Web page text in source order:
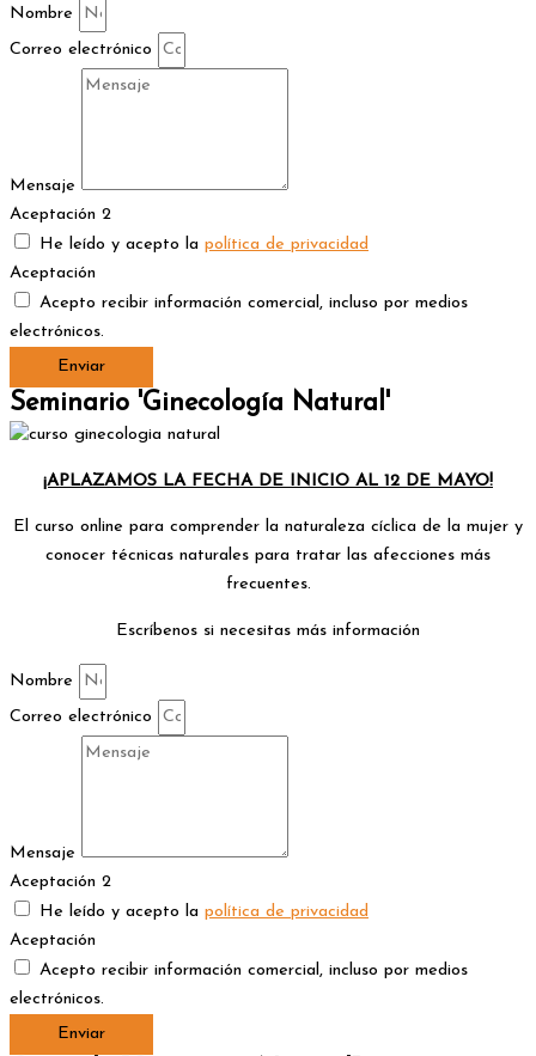
Nombre
Correo electrónico
Mensaje
Aceptación 2
He leído y acepto la política de privacidad
Aceptación
Acepto recibir información comercial, incluso por medios
electrónicos.
Enviar
Seminario 'Ginecología Natural'
¡APLAZAMOS LA FECHA DE INICIO AL 12 DE MAYO!
El curso online para comprender la naturaleza cíclica de la mujer y
conocer técnicas naturales para tratar las afecciones más
frecuentes.
Escríbenos si necesitas más información
Nombre
Correo electrónico
Mensaje
Aceptación 2
He leído y acepto la política de privacidad
Aceptación
Acepto recibir información comercial, incluso por medios
electrónicos.
Enviar